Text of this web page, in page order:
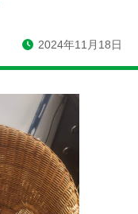
2024年11月18日